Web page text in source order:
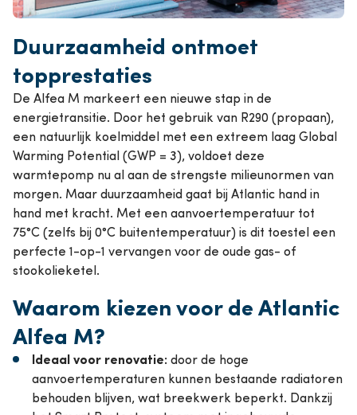
Duurzaamheid ontmoet
topprestaties
De Alfea M markeert een nieuwe stap in de
energietransitie. Door het gebruik van R290 (propaan),
een natuurlijk koelmiddel met een extreem laag Global
Warming Potential (GWP = 3), voldoet deze
warmtepomp nu al aan de strengste milieunormen van
morgen. Maar duurzaamheid gaat bij Atlantic hand in
hand met kracht. Met een aanvoertemperatuur tot
75°C (zelfs bij 0°C buitentemperatuur) is dit toestel een
perfecte 1-op-1 vervangen voor de oude gas- of
stookolieketel.
Waarom kiezen voor de Atlantic
Alfea M?
Ideaal voor renovatie: door de hoge
aanvoertemperaturen kunnen bestaande radiatoren
behouden blijven, wat breekwerk beperkt. Dankzij